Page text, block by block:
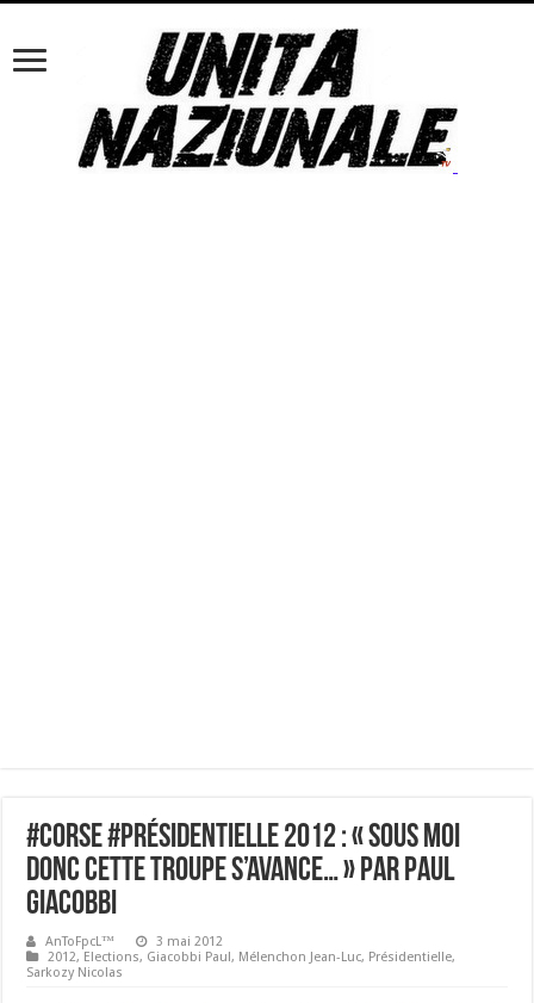
#Corse #Présidentielle 2012 : « Sous moi
donc cette troupe s’avance… » Par Paul
Giacobbi
AnToFpcL™
3 mai 2012
2012, Elections, Giacobbi Paul, Mélenchon Jean-Luc, Présidentielle,
Sarkozy Nicolas